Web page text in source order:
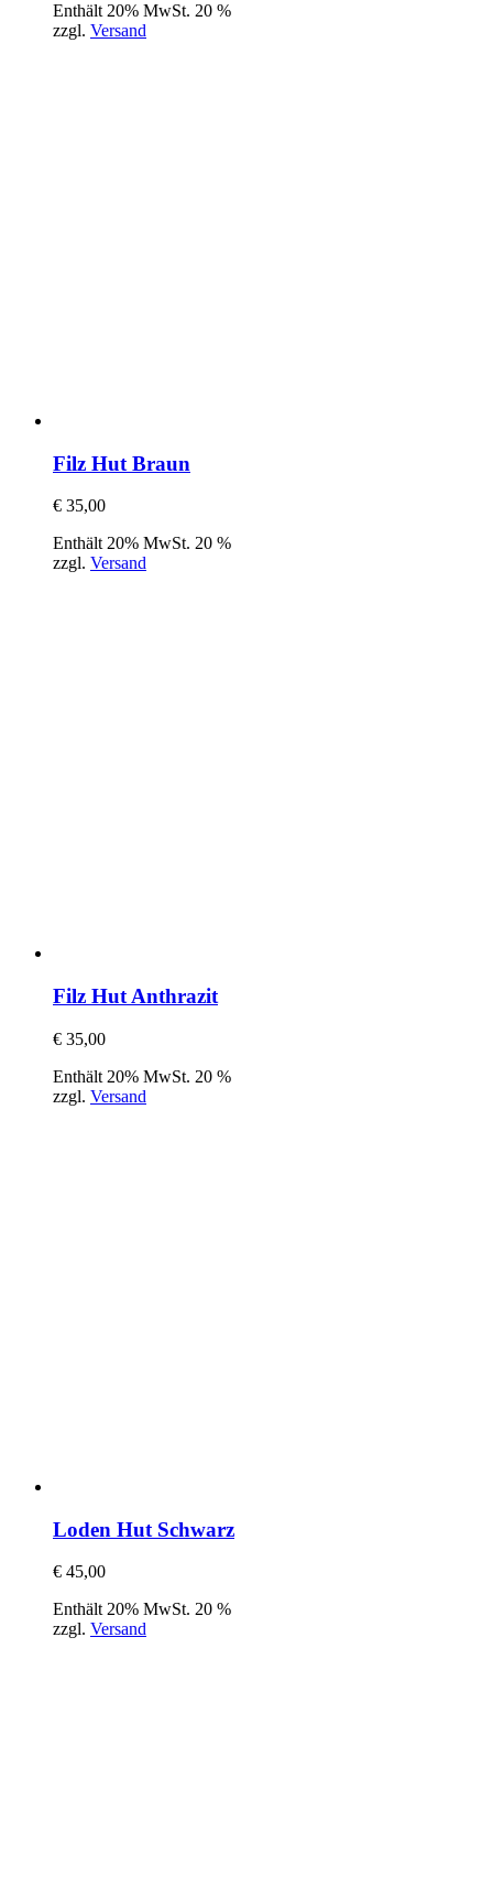
Enthält 20% MwSt. 20 %
zzgl. Versand
Filz Hut Braun
€ 35,00
Enthält 20% MwSt. 20 %
zzgl. Versand
Filz Hut Anthrazit
€ 35,00
Enthält 20% MwSt. 20 %
zzgl. Versand
Loden Hut Schwarz
€ 45,00
Enthält 20% MwSt. 20 %
zzgl. Versand